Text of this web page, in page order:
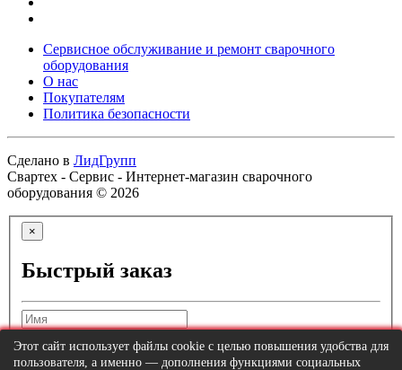
Сервисное обслуживание и ремонт сварочного
оборудования
О нас
Покупателям
Политика безопасности
Сделано в ЛидГрупп
Свартех - Сервис - Интернет-магазин сварочного
оборудования © 2026
×
Быстрый заказ
Этот сайт использует файлы cookie с целью повышения удобства для
пользователя, а именно — дополнения функциями социальных